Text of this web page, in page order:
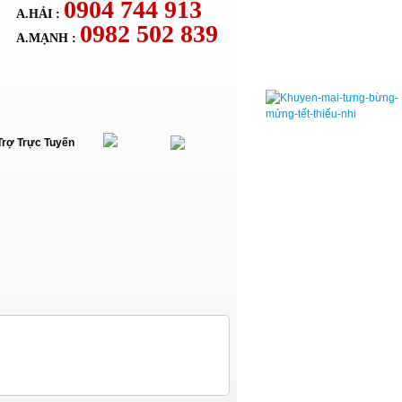
A.HẢI : 0904 744 913
A.MẠNH : 0982 502 839
Trực Tuyến